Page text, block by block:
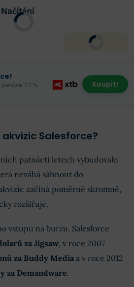
Načítání
77 %
Koupit!
Salesforce?
patnácti letech vybudovalo
neváhá sáhnout do
začíná poměrně skromně,
rozšiřuje.
vstupu na burzu, Salesforce
za Jigsaw, v roce 2007
za Buddy Media a v roce 2012
za Demandware.